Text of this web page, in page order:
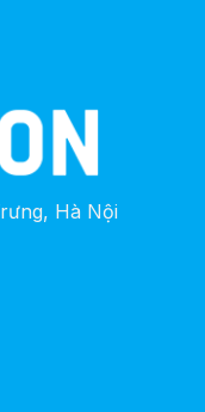
Hà Nội